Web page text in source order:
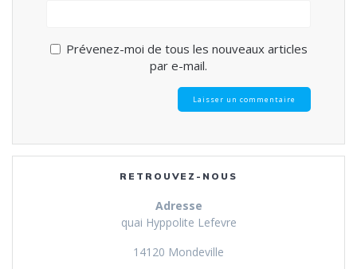
Prévenez-moi de tous les nouveaux articles
par e-mail.
RETROUVEZ-NOUS
Adresse
quai Hyppolite Lefevre
14120 Mondeville